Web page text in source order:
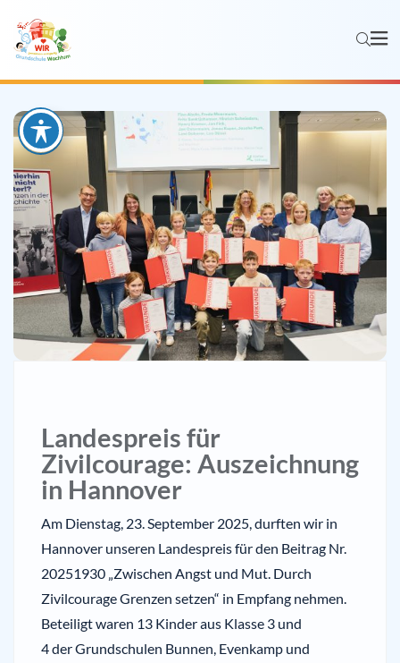
Landespreis für
Zivilcourage: Auszeichnung
in Hannover
Am Dienstag, 23. September 2025, durften wir in
Hannover unseren Landespreis für den Beitrag Nr.
20251930 „Zwischen Angst und Mut. Durch
Zivilcourage Grenzen setzen“ in Empfang nehmen.
Beteiligt waren 13 Kinder aus Klasse 3 und
4 der Grundschulen Bunnen, Evenkamp und